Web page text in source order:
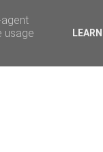
usage